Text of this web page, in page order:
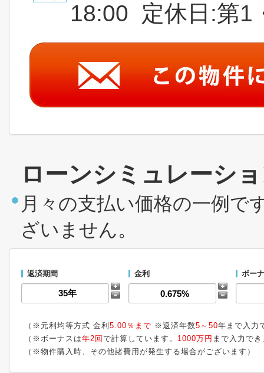
18:00 定休日:第1
ローンシミュレーシ
月々の支払い価格の一例で
ざいません。
返済期間 金利 ボー
（※元利均等方式 金利 5.00％まで ※返済年数5～50年まで入力
（※ボーナスは年2回 で計算しています。 1000万円 まで入力で
（※物件購入時、その他諸費用が発生する場合がございます）